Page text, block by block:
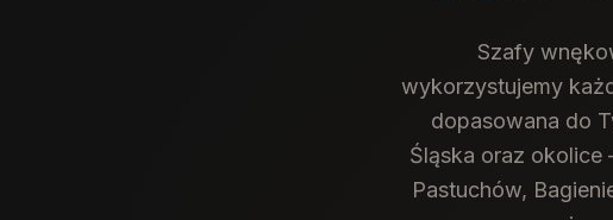
Szafy
wykorzystujemy
dopasowana do
Śląska oraz okolice
Pastuchów,